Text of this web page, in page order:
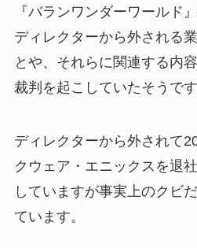
『バランワンダーワールド
ディレクターから外される
とや、それらに関連する内
裁判を起こしていたそうです
ディレクターから外されて
クウェア・エニックスを退
していますが事実上のクビ
ています。